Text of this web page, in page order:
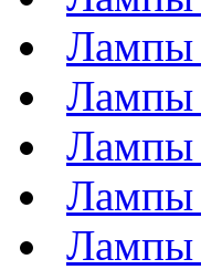
Лампы
Лампы
Лампы
Лампы
Лампы